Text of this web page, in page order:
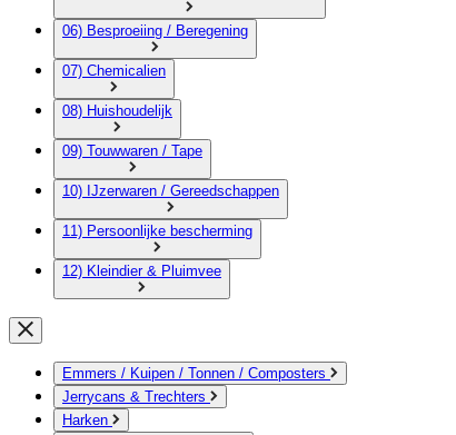
06) Besproeiing / Beregening
07) Chemicalien
08) Huishoudelijk
09) Touwwaren / Tape
10) IJzerwaren / Gereedschappen
11) Persoonlijke bescherming
12) Kleindier & Pluimvee
Emmers / Kuipen / Tonnen / Composters
Jerrycans & Trechters
Harken